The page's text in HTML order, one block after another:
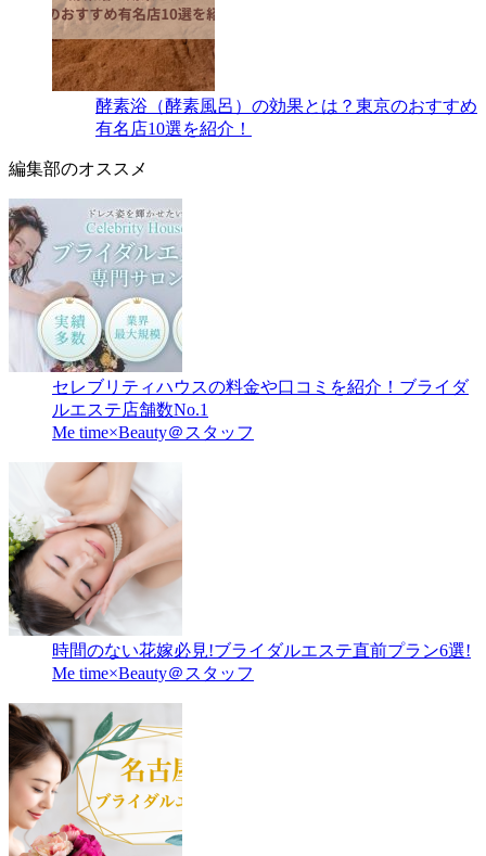
酵素浴（酵素風呂）の効果とは？東京のおすすめ
有名店10選を紹介！
編集部のオススメ
セレブリティハウスの料金や口コミを紹介！ブライダ
ルエステ店舗数No.1
Me time×Beauty＠スタッフ
時間のない花嫁必見!ブライダルエステ直前プラン6選!
Me time×Beauty＠スタッフ